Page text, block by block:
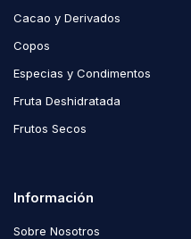
Cacao y Derivados
Copos
Especias y Condimentos
Fruta Deshidratada
Frutos Secos
Información
Sobre Nosotros